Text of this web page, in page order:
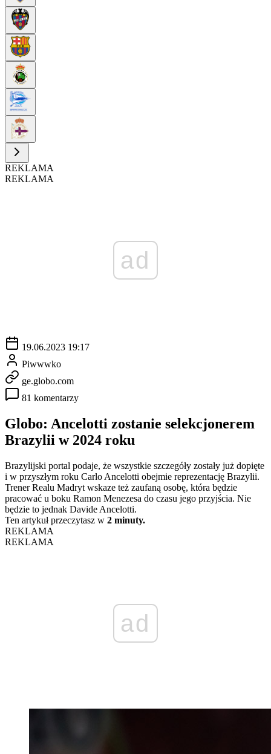
REKLAMA
REKLAMA
ad
19.06.2023 19:17
Piwwwko
ge.globo.com
81 komentarzy
Globo: Ancelotti zostanie selekcjonerem
Brazylii w 2024 roku
Brazylijski portal podaje, że wszystkie szczegóły zostały już dopięte
i w przyszłym roku Carlo Ancelotti obejmie reprezentację Brazylii.
Trener Realu Madryt wskaze też zaufaną osobę, która będzie
pracować u boku Ramon Menezesa do czasu jego przyjścia. Nie
będzie to jednak Davide Ancelotti.
Ten artykuł przeczytasz w 2 minuty.
REKLAMA
REKLAMA
ad